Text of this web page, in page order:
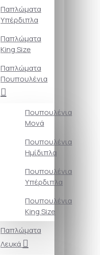
Παπλώματα
Υπέρδιπλα
Παπλώματα
King Size
Παπλώματα
Πουπουλένια
Πουπουλένια
Μονά
Πουπουλένια
Ημίδιπλα
Πουπουλένια
Υπέρδιπλα
Πουπουλένια
King Size
Παπλώματα
Λευκά